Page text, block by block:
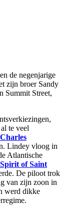
de negenjarige
zijn broer Sandy
Summit Street,
te veel
Charles
Lindey vloog in
Atlantische
of Saint
De piloot trok
van zijn zoon in
werd dikke